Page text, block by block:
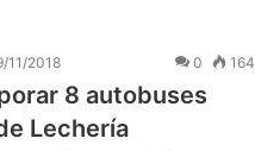
11/2018 0 164
8 autobuses
Lechería